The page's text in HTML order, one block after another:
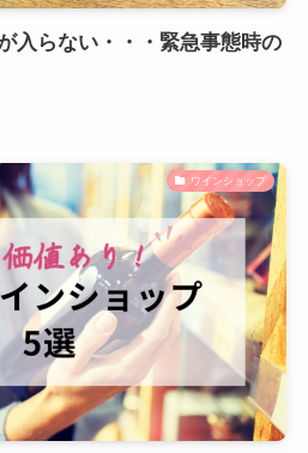
入らない・・・緊急事態時の
ワインショップ